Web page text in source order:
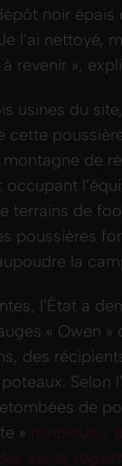
noir épais
l’ai nettoyé,
revenir »,
usines du
cette
montagne de
terrains de
poussières
la
l’État a
« Owen »
des
Selon
de
» n’indique «
seuils